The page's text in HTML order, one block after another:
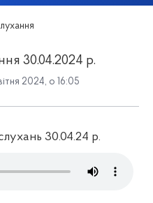
30.04.2024 р.
2024, о 16:05
30.04.24 р.